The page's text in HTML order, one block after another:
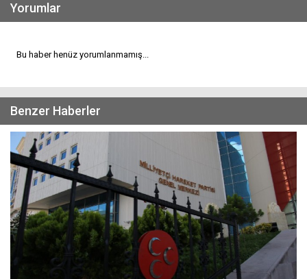
Yorumlar
Bu haber henüz yorumlanmamış...
Benzer Haberler